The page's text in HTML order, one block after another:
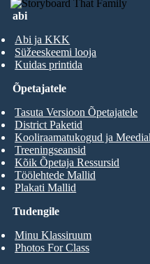
abi
Abi ja KKK
Süžeeskeemi looja
Kuidas printida
Tudengile
Minu Klassiruum
Photos For Class
Õpetajatele
Tasuta Versioon Õpetajatele
District Paketid
Kooliraamatukogud ja
Treeningseansid
Kõik Õpetaja Ressursid
Töölehtede Mallid
Plakati Mallid